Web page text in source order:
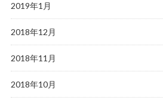
2019年1月
2018年12月
2018年11月
2018年10月